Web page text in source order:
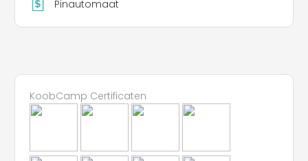
Pinautomaat
KoobCamp Certificaten